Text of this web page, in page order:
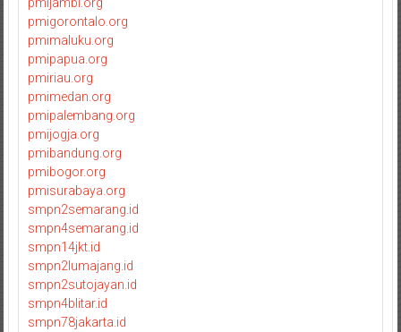
pmigorontalo.org
pmimaluku.org
pmipapua.org
pmiriau.org
pmimedan.org
pmipalembang.org
pmijogja.org
pmibandung.org
pmibogor.org
pmisurabaya.org
smpn2semarang.id
smpn4semarang.id
smpn14jkt.id
smpn2lumajang.id
smpn2sutojayan.id
smpn4blitar.id
smpn78jakarta.id